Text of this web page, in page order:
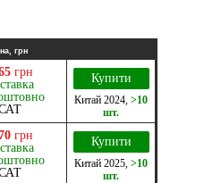
грн
грн
Купити
Китай 2024 >10
шт.
грн
Купити
Китай 2025 >10
шт.